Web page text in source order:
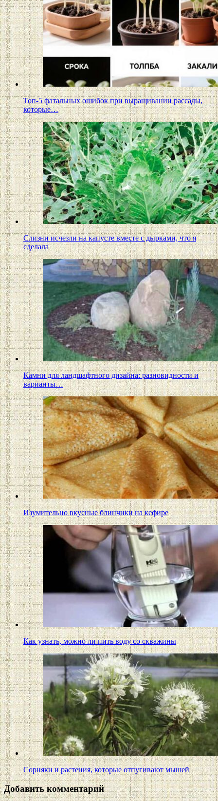
Топ-5 фатальных ошибок при выращивании рассады,
которые…
Слизни исчезли на капусте вместе с дырками, что я
сделала
Камни для ландшафтного дизайна: разновидности и
варианты…
Изумительно вкусные блинчики на кефире
Как узнать, можно ли пить воду со скважины
Сорняки и растения, которые отпугивают мышей
Добавить комментарий